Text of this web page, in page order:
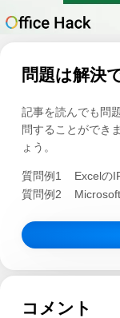
問題は解決
記事を読んでも問
問することができ
ょう。
質問例1
Excelの
質問例2
コメント